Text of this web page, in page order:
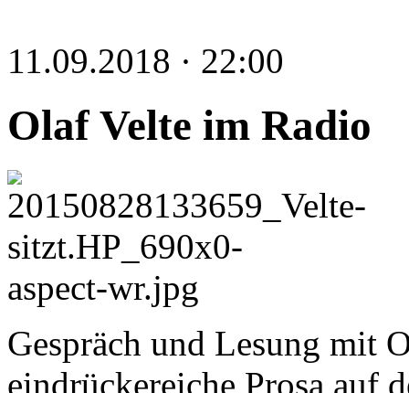
11.09.2018 · 22:00
Olaf Velte im Radio
Gespräch und Lesung mit
eindrückereiche Prosa auf